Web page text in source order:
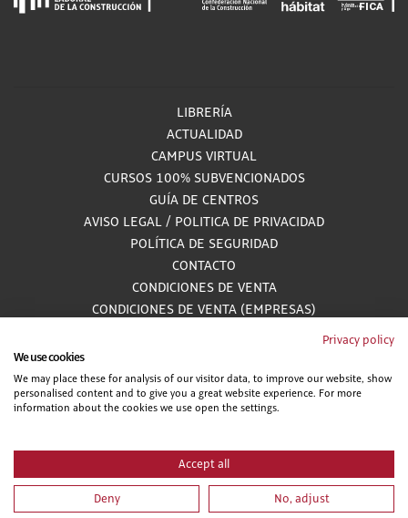
LIBRERÍA
ACTUALIDAD
CAMPUS VIRTUAL
CURSOS 100% SUBVENCIONADOS
GUÍA DE CENTROS
AVISO LEGAL / POLITICA DE PRIVACIDAD
POLÍTICA DE SEGURIDAD
CONTACTO
CONDICIONES DE VENTA
CONDICIONES DE VENTA (EMPRESAS)
ALCANCE GESTIÓN DE DOCUMENTACIÓN
900 81 33 55
Teléfono gratuito atendido por asesores especializados L-V 8:00 - 15:00
Privacy policy
We use cookies
We may place these for analysis of our visitor data, to improve our website, show
personalised content and to give you a great website experience. For more
information about the cookies we use open the settings.
Accept all
Deny No, adjust